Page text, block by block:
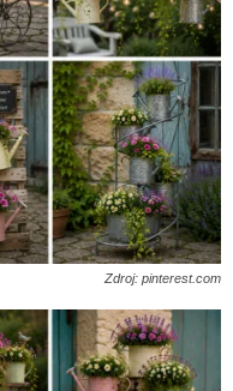
Zdroj: pinterest.com